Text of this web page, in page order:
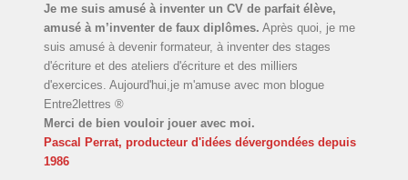
Je me suis amusé à inventer un CV de parfait élève,
amusé à m’inventer de faux diplômes. Après quoi, je me
suis amusé à devenir formateur, à inventer des stages
d'écriture et des ateliers d'écriture et des milliers
d'exercices. Aujourd'hui,je m'amuse avec mon blogue
Entre2lettres ®
Merci de bien vouloir jouer avec moi.
Pascal Perrat, producteur d'idées dévergondées depuis
1986